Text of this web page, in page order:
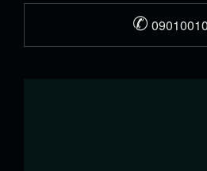
✆